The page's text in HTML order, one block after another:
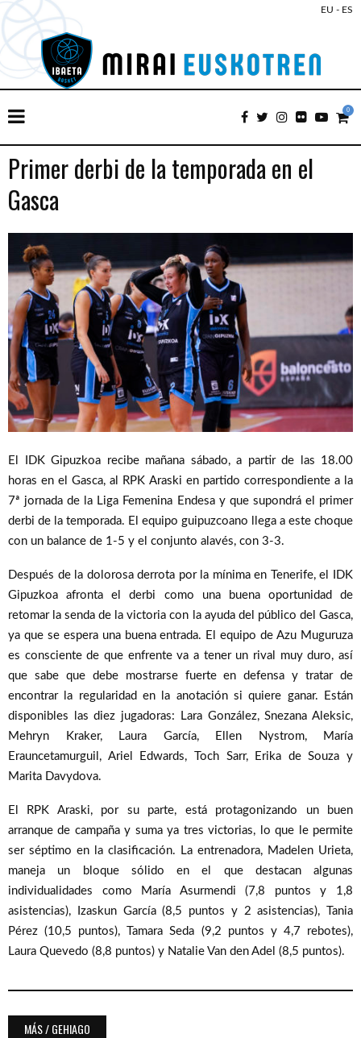
EU - ES
0
Primer derbi de la temporada en el
Gasca
El IDK Gipuzkoa recibe mañana sábado, a partir de las 18.00
horas en el Gasca, al RPK Araski en partido correspondiente a la
7ª jornada de la Liga Femenina Endesa y que supondrá el primer
derbi de la temporada. El equipo guipuzcoano llega a este choque
con un balance de 1-5 y el conjunto alavés, con 3-3.
Después de la dolorosa derrota por la mínima en Tenerife, el IDK
Gipuzkoa afronta el derbi como una buena oportunidad de
retomar la senda de la victoria con la ayuda del público del Gasca,
ya que se espera una buena entrada. El equipo de Azu Muguruza
es consciente de que enfrente va a tener un rival muy duro, así
que sabe que debe mostrarse fuerte en defensa y tratar de
encontrar la regularidad en la anotación si quiere ganar. Están
disponibles las diez jugadoras: Lara González, Snezana Aleksic,
Mehryn Kraker, Laura García, Ellen Nystrom, María
Erauncetamurguil, Ariel Edwards, Toch Sarr, Erika de Souza y
Marita Davydova.
El RPK Araski, por su parte, está protagonizando un buen
arranque de campaña y suma ya tres victorias, lo que le permite
ser séptimo en la clasificación. La entrenadora, Madelen Urieta,
maneja un bloque sólido en el que destacan algunas
individualidades como María Asurmendi (7,8 puntos y 1,8
asistencias), Izaskun García (8,5 puntos y 2 asistencias), Tania
Pérez (10,5 puntos), Tamara Seda (9,2 puntos y 4,7 rebotes),
Laura Quevedo (8,8 puntos) y Natalie Van den Adel (8,5 puntos).
MÁS / GEHIAGO